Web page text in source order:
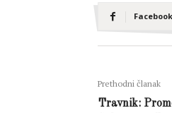
Facebook
Prethodni članak
Travnik: